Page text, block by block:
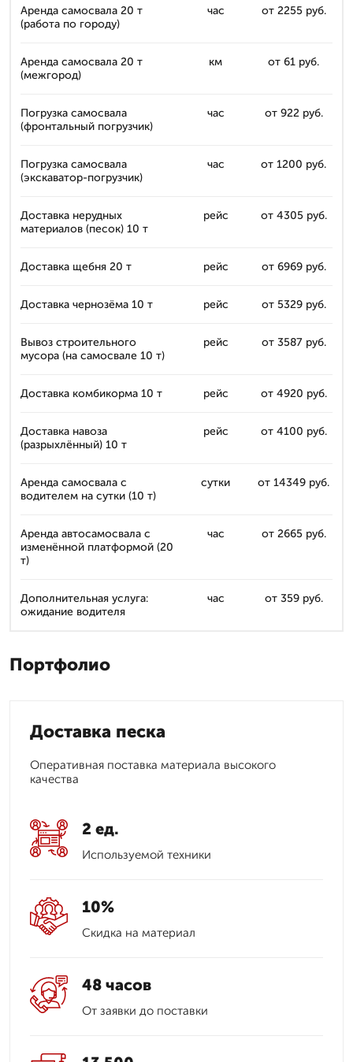
Аренда самосвала 20 т
(работа по городу)
час от 2255 руб.
Аренда самосвала 20 т
(межгород)
км от 61 руб.
Погрузка самосвала
(фронтальный погрузчик)
час от 922 руб.
Погрузка самосвала
(экскаватор-погрузчик)
час от 1200 руб.
Доставка нерудных
материалов (песок) 10 т
рейс от 4305 руб.
Доставка щебня 20 т рейс от 6969 руб.
Доставка чернозёма 10 т рейс от 5329 руб.
Вывоз строительного
мусора (на самосвале 10 т)
рейс от 3587 руб.
Доставка комбикорма 10 т рейс от 4920 руб.
Доставка навоза
(разрыхлённый) 10 т
рейс от 4100 руб.
Аренда самосвала с
водителем на сутки (10 т)
сутки от 14349 руб.
Аренда автосамосвала с
изменённой платформой (20
т)
час от 2665 руб.
Дополнительная услуга:
ожидание водителя
час от 359 руб.
Портфолио
Доставка песка
Оперативная поставка материала высокого
качества
2 ед.
Используемой техники
10%
Скидка на материал
48 часов
От заявки до поставки